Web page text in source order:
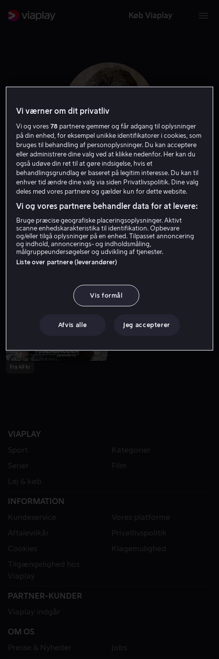
Køb Viaplay
Daniel Alfredson
Producer Forfatter Skuespiller
Fra 49 kr
VIAPLAY
Sport
Kategorier
Serier
Film
Lej & køb
INFORMATION
Kundeservice
Vores platforme
Aftalevilkår
Privatlivspolitik
Cookies
Klagemulighed
Tilgængelighed hos
Viaplay
PARTNER-KUNDER
Viaplay indgår
OM OS
Presse & Nyheder
Jobs
Vi værner om dit privatliv
Vi og vores78 partnere gemmer og får adgang til oplysninger
på din enhed, for eksempel unikke identifikatorer i cookies, som
bruges til behandling af personoplysninger. Du kan acceptere
eller administrere dine valg ved at klikke nedenfor. Her kan du
også udøve din ret til at gøre indsigelse, hvis et
behandlingsgrundlag er baseret på legitim interesse. Du kan til
enhver tid ændre dine valg via siden Privatlivspolitik. Dine valg
deles med vores partnere og gælder kun for dette website.
Vi og vores partnere behandler data for at levere:
Bruge præcise geografiske placeringsoplysninger. Aktivt
scanne enhedskarakteristika til identifikation. Opbevare
og/eller tilgå oplysninger på en enhed. Tilpasset annoncering
og indhold, annoncerings- og indholdsmåling,
målgruppeundersøgelser og udvikling af tjenester.
Liste over partnere (leverandører)
Vis formål
Afvis alle Jeg accepterer